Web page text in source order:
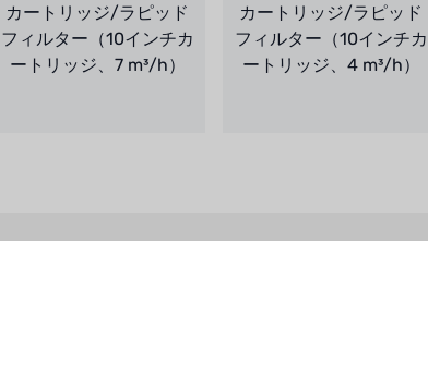
カートリッジ/ラピッド
フィルター（10インチカ
ートリッジ、7 m³/h）
カートリッジ/ラピッド
フィルター（10インチカ
ートリッジ、4 m³/h）